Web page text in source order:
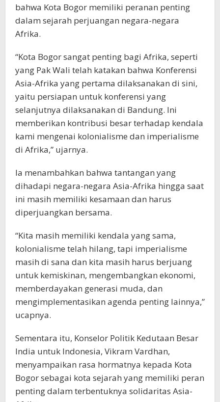
bahwa Kota Bogor memiliki peranan penting
dalam sejarah perjuangan negara-negara
Afrika.
“Kota Bogor sangat penting bagi Afrika, seperti
yang Pak Wali telah katakan bahwa Konferensi
Asia-Afrika yang pertama dilaksanakan di sini,
yaitu persiapan untuk konferensi yang
selanjutnya dilaksanakan di Bandung. Ini
memberikan kontribusi besar terhadap kendala
kami mengenai kolonialisme dan imperialisme
di Afrika,” ujarnya.
Ia menambahkan bahwa tantangan yang
dihadapi negara-negara Asia-Afrika hingga saat
ini masih memiliki kesamaan dan harus
diperjuangkan bersama.
“Kita masih memiliki kendala yang sama,
kolonialisme telah hilang, tapi imperialisme
masih di sana dan kita masih harus berjuang
untuk kemiskinan, mengembangkan ekonomi,
memberdayakan generasi muda, dan
mengimplementasikan agenda penting lainnya,”
ucapnya.
Sementara itu, Konselor Politik Kedutaan Besar
India untuk Indonesia, Vikram Vardhan,
menyampaikan rasa hormatnya kepada Kota
Bogor sebagai kota sejarah yang memiliki peran
penting dalam terbentuknya solidaritas Asia-